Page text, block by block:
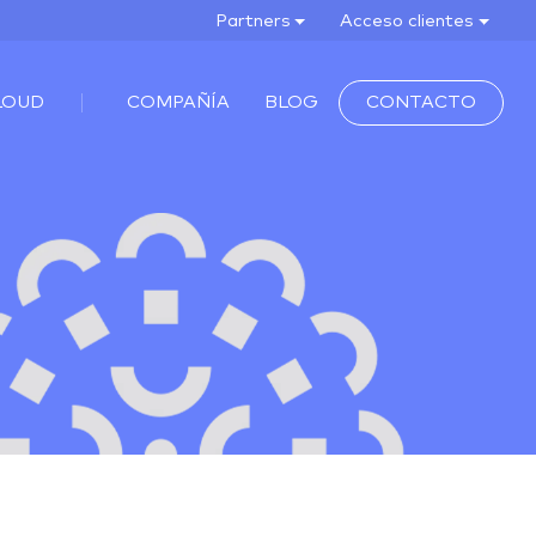
Partners Acceso clientes
COMPAÑÍA BLOG CONTACTO